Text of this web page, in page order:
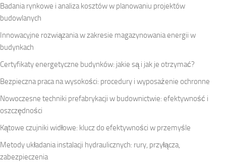
Badania rynkowe i analiza kosztów w planowaniu projektów
budowlanych
Innowacyjne rozwiązania w zakresie magazynowania energii w
budynkach
Certyfikaty energetyczne budynków: jakie są i jak je otrzymać?
Bezpieczna praca na wysokości: procedury i wyposażenie ochronne
Nowoczesne techniki prefabrykacji w budownictwie: efektywność i
oszczędności
Kątowe czujniki widłowe: klucz do efektywności w przemyśle
Metody układania instalacji hydraulicznych: rury, przyłącza,
zabezpieczenia